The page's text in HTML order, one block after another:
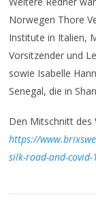
Norwegen Thore
Institute in Italien,
Vorsitzender und
sowie Isabelle
Senegal, die in
Den Mitschnitt des
https://
silk-road-and-